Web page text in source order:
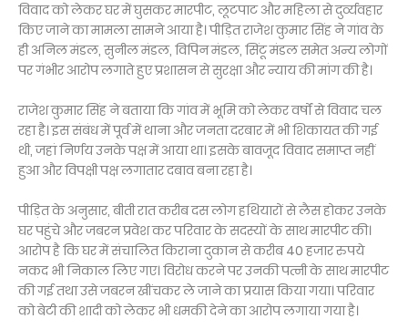
विवाद को लेकर घर में घुसकर मारपीट, लूटपाट और महिला से दुर्व्यवहार
किए जाने का मामला सामने आया है। पीड़ित राजेश कुमार सिंह ने गांव के
ही अनिल मंडल, सुनील मंडल, विपिन मंडल, सिंटू मंडल समेत अन्य लोगों
पर गंभीर आरोप लगाते हुए प्रशासन से सुरक्षा और न्याय की मांग की है।
राजेश कुमार सिंह ने बताया कि गांव में भूमि को लेकर वर्षों से विवाद चल
रहा है। इस संबंध में पूर्व में थाना और जनता दरबार में भी शिकायत की गई
थी, जहां निर्णय उनके पक्ष में आया था। इसके बावजूद विवाद समाप्त नहीं
हुआ और विपक्षी पक्ष लगातार दबाव बना रहा है।
पीड़ित के अनुसार, बीती रात करीब दस लोग हथियारों से लैस होकर उनके
घर पहुंचे और जबरन प्रवेश कर परिवार के सदस्यों के साथ मारपीट की।
आरोप है कि घर में संचालित किराना दुकान से करीब 40 हजार रुपये
नकद भी निकाल लिए गए। विरोध करने पर उनकी पत्नी के साथ मारपीट
की गई तथा उसे जबरन खींचकर ले जाने का प्रयास किया गया। परिवार
को बेटी की शादी को लेकर भी धमकी देने का आरोप लगाया गया है।